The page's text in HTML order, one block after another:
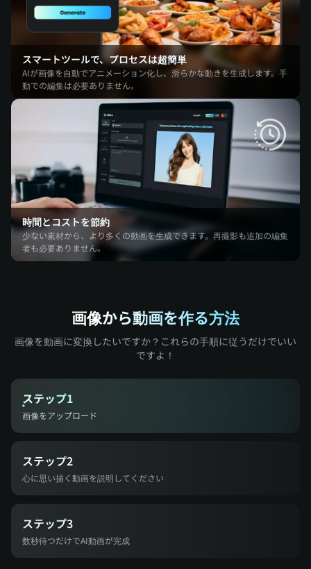
スマートツールで、プロセスは超簡単
AIが画像を自動でアニメーション化し、滑らかな動きを生成します。手
動での編集は必要ありません。
時間とコストを節約
少ない素材から、より多くの動画を生成できます。再撮影も追加の編集
者も必要ありません。
画像から動画を作る方法
画像を動画に変換したいですか？これらの手順に従うだけでいい
ですよ！
ステップ1
画像をアップロード
ステップ2
心に思い描く動画を説明してください
ステップ3
数秒待つだけでAI動画が完成